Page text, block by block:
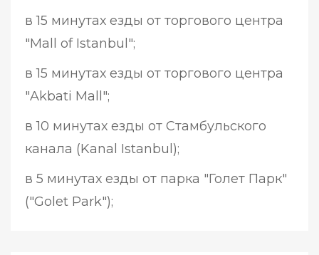
в 15 минутах езды от торгового центра
"Mall of Istanbul";
в 15 минутах езды от торгового центра
"Akbati Mall";
в 10 минутах езды от Стамбульского
канала (Kanal Istanbul);
в 5 минутах езды от парка "Голет Парк"
("Golet Park");